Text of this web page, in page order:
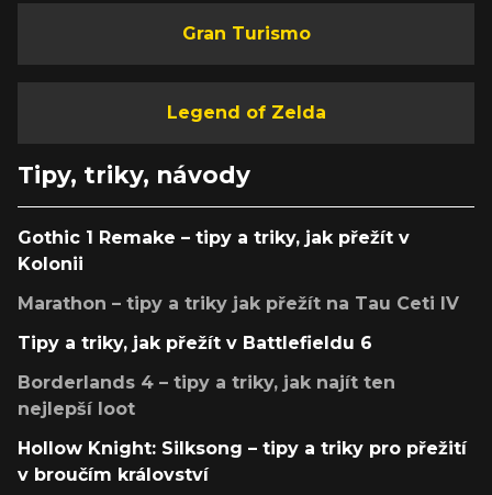
Gran Turismo
Legend of Zelda
Tipy, triky, návody
Gothic 1 Remake – tipy a triky, jak přežít v
Kolonii
Marathon – tipy a triky jak přežít na Tau Ceti IV
Tipy a triky, jak přežít v Battlefieldu 6
Borderlands 4 – tipy a triky, jak najít ten
nejlepší loot
Hollow Knight: Silksong – tipy a triky pro přežití
v broučím království